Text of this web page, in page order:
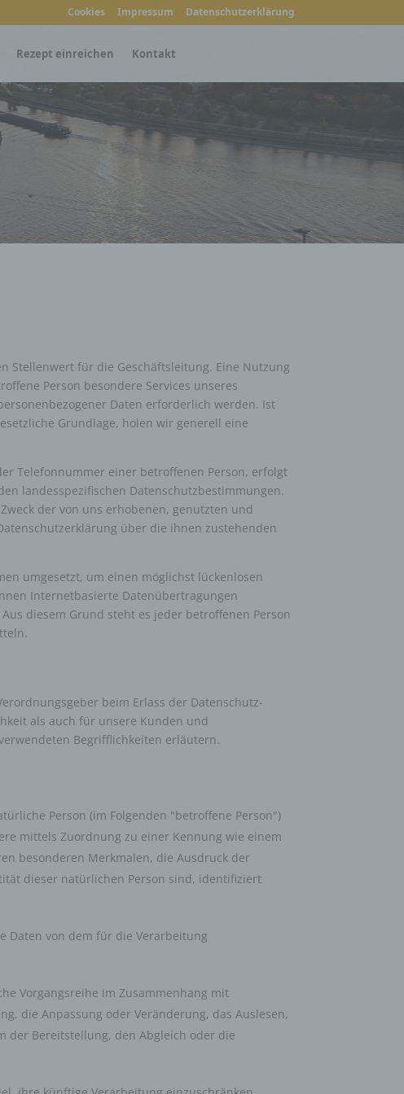
Cookies Impressum Datenschutzerklärung
Rezept einreichen Kontakt
Stellenwert für die Geschäftsleitung. Eine Nutzung
Person besondere Services unseres
Daten erforderlich werden. Ist
Grundlage, holen wir generell eine
Telefonnummer einer betroffenen Person, erfolgt
landesspezifischen Datenschutzbestimmungen.
der von uns erhobenen, genutzten und
über die ihnen zustehenden
umgesetzt, um einen möglichst lückenlosen
Internetbasierte Datenübertragungen
diesem Grund steht es jeder betroffenen Person
beim Erlass der Datenschutz-
als auch für unsere Kunden und
Begrifflichkeiten erläutern.
Person (im Folgenden "betroffene Person")
mittels Zuordnung zu einer Kennung wie einem
besonderen Merkmalen, die Ausdruck der
dieser natürlichen Person sind, identifiziert
Daten von dem für die Verarbeitung
Vorgangsreihe im Zusammenhang mit
die Anpassung oder Veränderung, das Auslesen,
der Bereitstellung, den Abgleich oder die